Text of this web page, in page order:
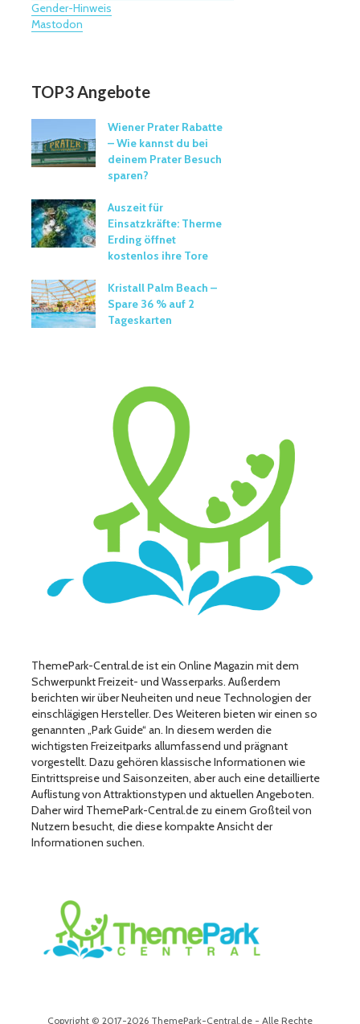
Gender-Hinweis
Mastodon
TOP3 Angebote
Wiener Prater Rabatte
– Wie kannst du bei
deinem Prater Besuch
sparen?
Auszeit für
Einsatzkräfte: Therme
Erding öffnet
kostenlos ihre Tore
Kristall Palm Beach –
Spare 36 % auf 2
Tageskarten
ThemePark-Central.de ist ein Online Magazin mit dem
Schwerpunkt Freizeit- und Wasserparks. Außerdem
berichten wir über Neuheiten und neue Technologien der
einschlägigen Hersteller. Des Weiteren bieten wir einen so
genannten „Park Guide“ an. In diesem werden die
wichtigsten Freizeitparks allumfassend und prägnant
vorgestellt. Dazu gehören klassische Informationen wie
Eintrittspreise und Saisonzeiten, aber auch eine detaillierte
Auflistung von Attraktionstypen und aktuellen Angeboten.
Daher wird ThemePark-Central.de zu einem Großteil von
Nutzern besucht, die diese kompakte Ansicht der
Informationen suchen.
Copyright © 2017-2026 ThemePark-Central.de - Alle Rechte